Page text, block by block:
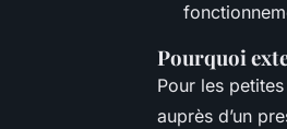
Pourquoi
Pour les
auprès d’un